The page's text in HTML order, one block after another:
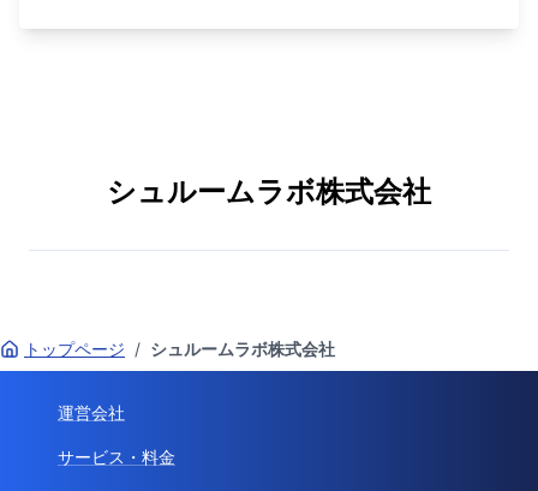
シュルームラボ株式会社
トップページ / シュルームラボ株式会社
運営会社
サービス・料金